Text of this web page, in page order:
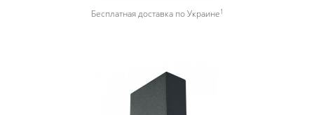
Бесплатная доставка по Украине1